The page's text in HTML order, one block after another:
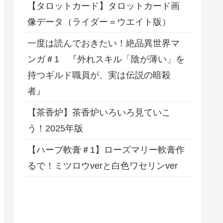
【タロットカード】タロットカード画
像データ（ライダー＝ウエイト版）
一度は読んでおきたい！絶品異世界マ
ンガ＃1 『外れスキル「陰が薄い」を
持つギルド職員が、実は伝説の暗殺
者』
【茶香炉】茶香炉いろいろ見ていこ
う！2025年版
【ハーブ軟膏＃1】ローズマリー軟膏作
るで！ミツロウverと白色ワセリンver